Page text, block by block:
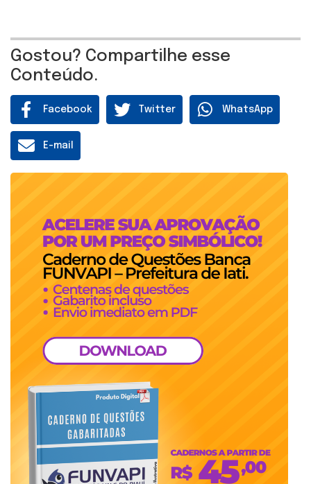
Gostou? Compartilhe esse
Conteúdo.
Facebook Twitter WhatsApp
E-mail